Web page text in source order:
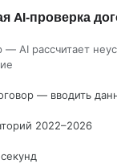
AI‑проверка
— AI рассчитает
— вводить
2022–2026